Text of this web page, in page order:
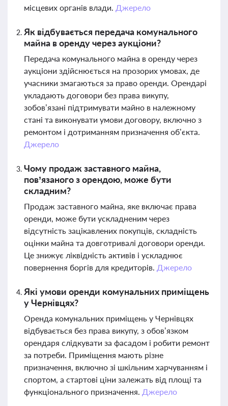
місцевих органів влади. Джерело
Як відбувається передача комунального
майна в оренду через аукціони?
Передача комунального майна в оренду через
аукціони здійснюється на прозорих умовах, де
учасники змагаються за право оренди. Орендарі
укладають договори без права викупу,
зобов’язані підтримувати майно в належному
стані та виконувати умови договору, включно з
ремонтом і дотриманням призначення об’єкта.
Джерело
Чому продаж заставного майна,
пов’язаного з орендою, може бути
складним?
Продаж заставного майна, яке включає права
оренди, може бути ускладненим через
відсутність зацікавлених покупців, складність
оцінки майна та довготривалі договори оренди.
Це знижує ліквідність активів і ускладнює
повернення боргів для кредиторів. Джерело
Які умови оренди комунальних приміщень
у Чернівцях?
Оренда комунальних приміщень у Чернівцях
відбувається без права викупу, з обов’язком
орендаря слідкувати за фасадом і робити ремонт
за потреби. Приміщення мають різне
призначення, включно зі шкільним харчуванням і
спортом, а стартові ціни залежать від площі та
функціонального призначення. Джерело